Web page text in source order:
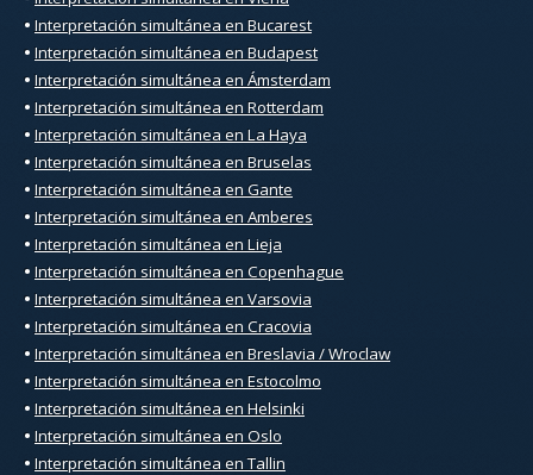
• Interpretación simultánea en Bucarest
• Interpretación simultánea en Budapest
• Interpretación simultánea en Ámsterdam
• Interpretación simultánea en Rotterdam
• Interpretación simultánea en La Haya
• Interpretación simultánea en Bruselas
• Interpretación simultánea en Gante
• Interpretación simultánea en Amberes
• Interpretación simultánea en Lieja
• Interpretación simultánea en Copenhague
• Interpretación simultánea en Varsovia
• Interpretación simultánea en Cracovia
• Interpretación simultánea en Breslavia / Wroclaw
• Interpretación simultánea en Estocolmo
• Interpretación simultánea en Helsinki
• Interpretación simultánea en Oslo
• Interpretación simultánea en Tallin